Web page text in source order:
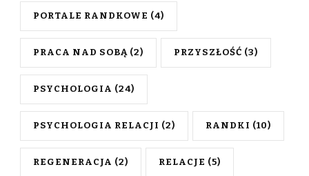
PORTALE RANDKOWE (4)
PRACA NAD SOBĄ (2) PRZYSZŁOŚĆ (3)
PSYCHOLOGIA (24)
PSYCHOLOGIA RELACJI (2) RANDKI (10)
REGENERACJA (2) RELACJE (5)